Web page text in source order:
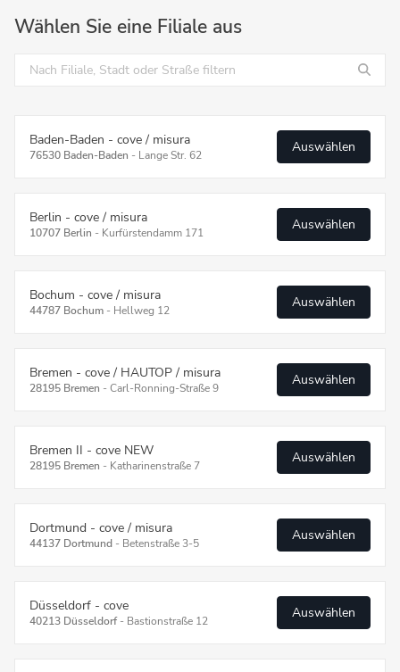
Wählen Sie eine Filiale aus
Baden-Baden - cove / misura
76530 Baden-Baden - Lange Str. 62 Auswählen
Berlin - cove / misura
10707 Berlin - Kurfürstendamm 171 Auswählen
Bochum - cove / misura
44787 Bochum - Hellweg 12 Auswählen
Bremen - cove / HAUTOP / misura
28195 Bremen - Carl-Ronning-Straße 9 Auswählen
Bremen II - cove NEW
28195 Bremen - Katharinenstraße 7 Auswählen
Dortmund - cove / misura
44137 Dortmund - Betenstraße 3-5 Auswählen
Düsseldorf - cove
40213 Düsseldorf- Bastionstraße 12 Auswählen